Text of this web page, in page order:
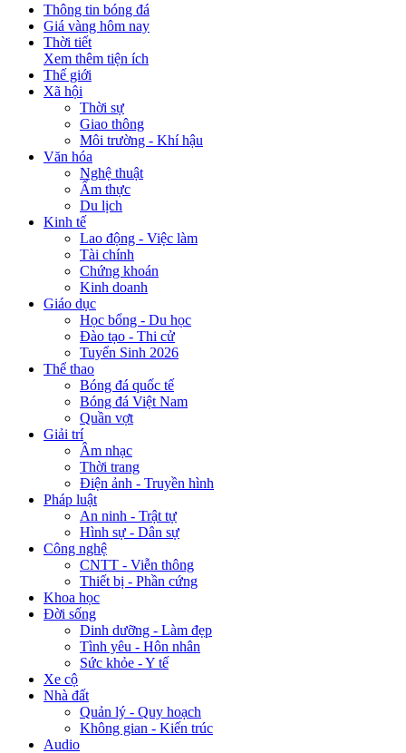
Thông tin bóng đá
Giá vàng hôm nay
Thời tiết
Xem thêm tiện ích
Thế giới
Xã hội
Thời sự
Giao thông
Môi trường - Khí hậu
Văn hóa
Nghệ thuật
Ẩm thực
Du lịch
Kinh tế
Lao động - Việc làm
Tài chính
Chứng khoán
Kinh doanh
Giáo dục
Học bổng - Du học
Đào tạo - Thi cử
Tuyển Sinh 2026
Thể thao
Bóng đá quốc tế
Bóng đá Việt Nam
Quần vợt
Giải trí
Âm nhạc
Thời trang
Điện ảnh - Truyền hình
Pháp luật
An ninh - Trật tự
Hình sự - Dân sự
Công nghệ
CNTT - Viễn thông
Thiết bị - Phần cứng
Khoa học
Đời sống
Dinh dưỡng - Làm đẹp
Tình yêu - Hôn nhân
Sức khỏe - Y tế
Xe cộ
Nhà đất
Quản lý - Quy hoạch
Không gian - Kiến trúc
Audio